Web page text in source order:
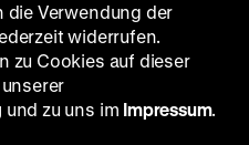
die Verwendung der
widerrufen.
zu Cookies auf dieser
und zu uns im Impressum.